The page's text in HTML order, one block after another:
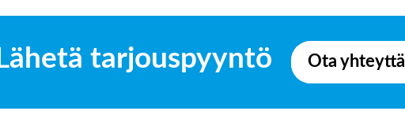
Lähetä tarjouspyyntö Ota yhteyttä